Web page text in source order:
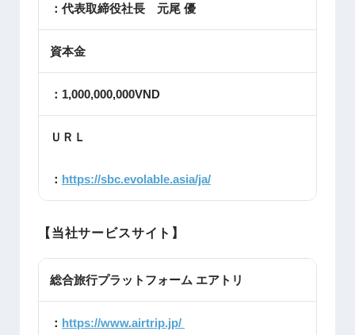
：代表取締役社長 元尾 優
資本金
：1,000,000,000VND
ＵＲＬ
： https://sbc.evolable.asia/ja/
【当社サービスサイト】
総合旅行プラットフォーム エアトリ
： https://www.airtrip.jp/